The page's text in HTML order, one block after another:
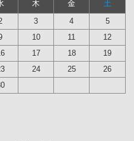
木 金
土
3 4
5
10 11
12
17 18
19
24 25
26